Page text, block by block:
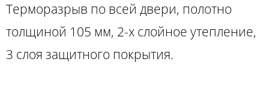
Терморазрыв по всей двери, полотно
толщиной 105 мм, 2-х слойное утепление,
3 слоя защитного покрытия.